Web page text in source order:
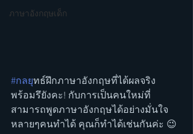
ภาษาอังกฤษเด็ก
#กลยุทธ์ฝึกภาษาอังกฤษที่ได้ผลจริง
พร้อมรึยังคะ! กับการเป็นคนใหม่ที่
สามารถพูดภาษาอังกฤษได้อย่างมั่นใจ
หลายๆคนทำได้ คุณก็ทำได้เช่นกันค่ะ 😉